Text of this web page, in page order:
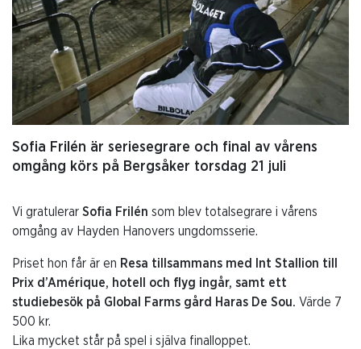
Sofia Frilén är seriesegrare och final av vårens
omgång körs på Bergsåker torsdag 21 juli
Vi gratulerar Sofia Frilén som blev totalsegrare i vårens
omgång av Hayden Hanovers ungdomsserie.
Priset hon får är en Resa tillsammans med Int Stallion till
Prix d’Amérique, hotell och flyg ingår, samt ett
studiebesök på Global Farms gård Haras De Sou. Värde 7
500 kr.
Lika mycket står på spel i själva finalloppet.